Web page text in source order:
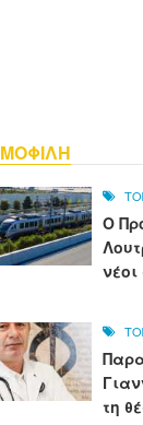
Ο
τη